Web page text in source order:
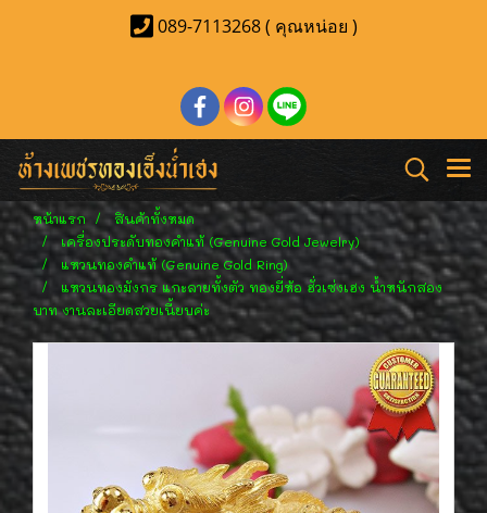
089-7113268 ( คุณหน่อย )
หน้าแรก
สินค้าทั้งหมด
เครื่องประดับทองคำแท้ (Genuine Gold Jewelry)
แหวนทองคำแท้ (Genuine Gold Ring)
แหวนทองมังกร แกะลายทั้งตัว ทองยี่ห้อ ฮั่วเซ่งเฮง น้ำหนักสอง
บาท งานละเอียดสวยเนี้ยบค่ะ